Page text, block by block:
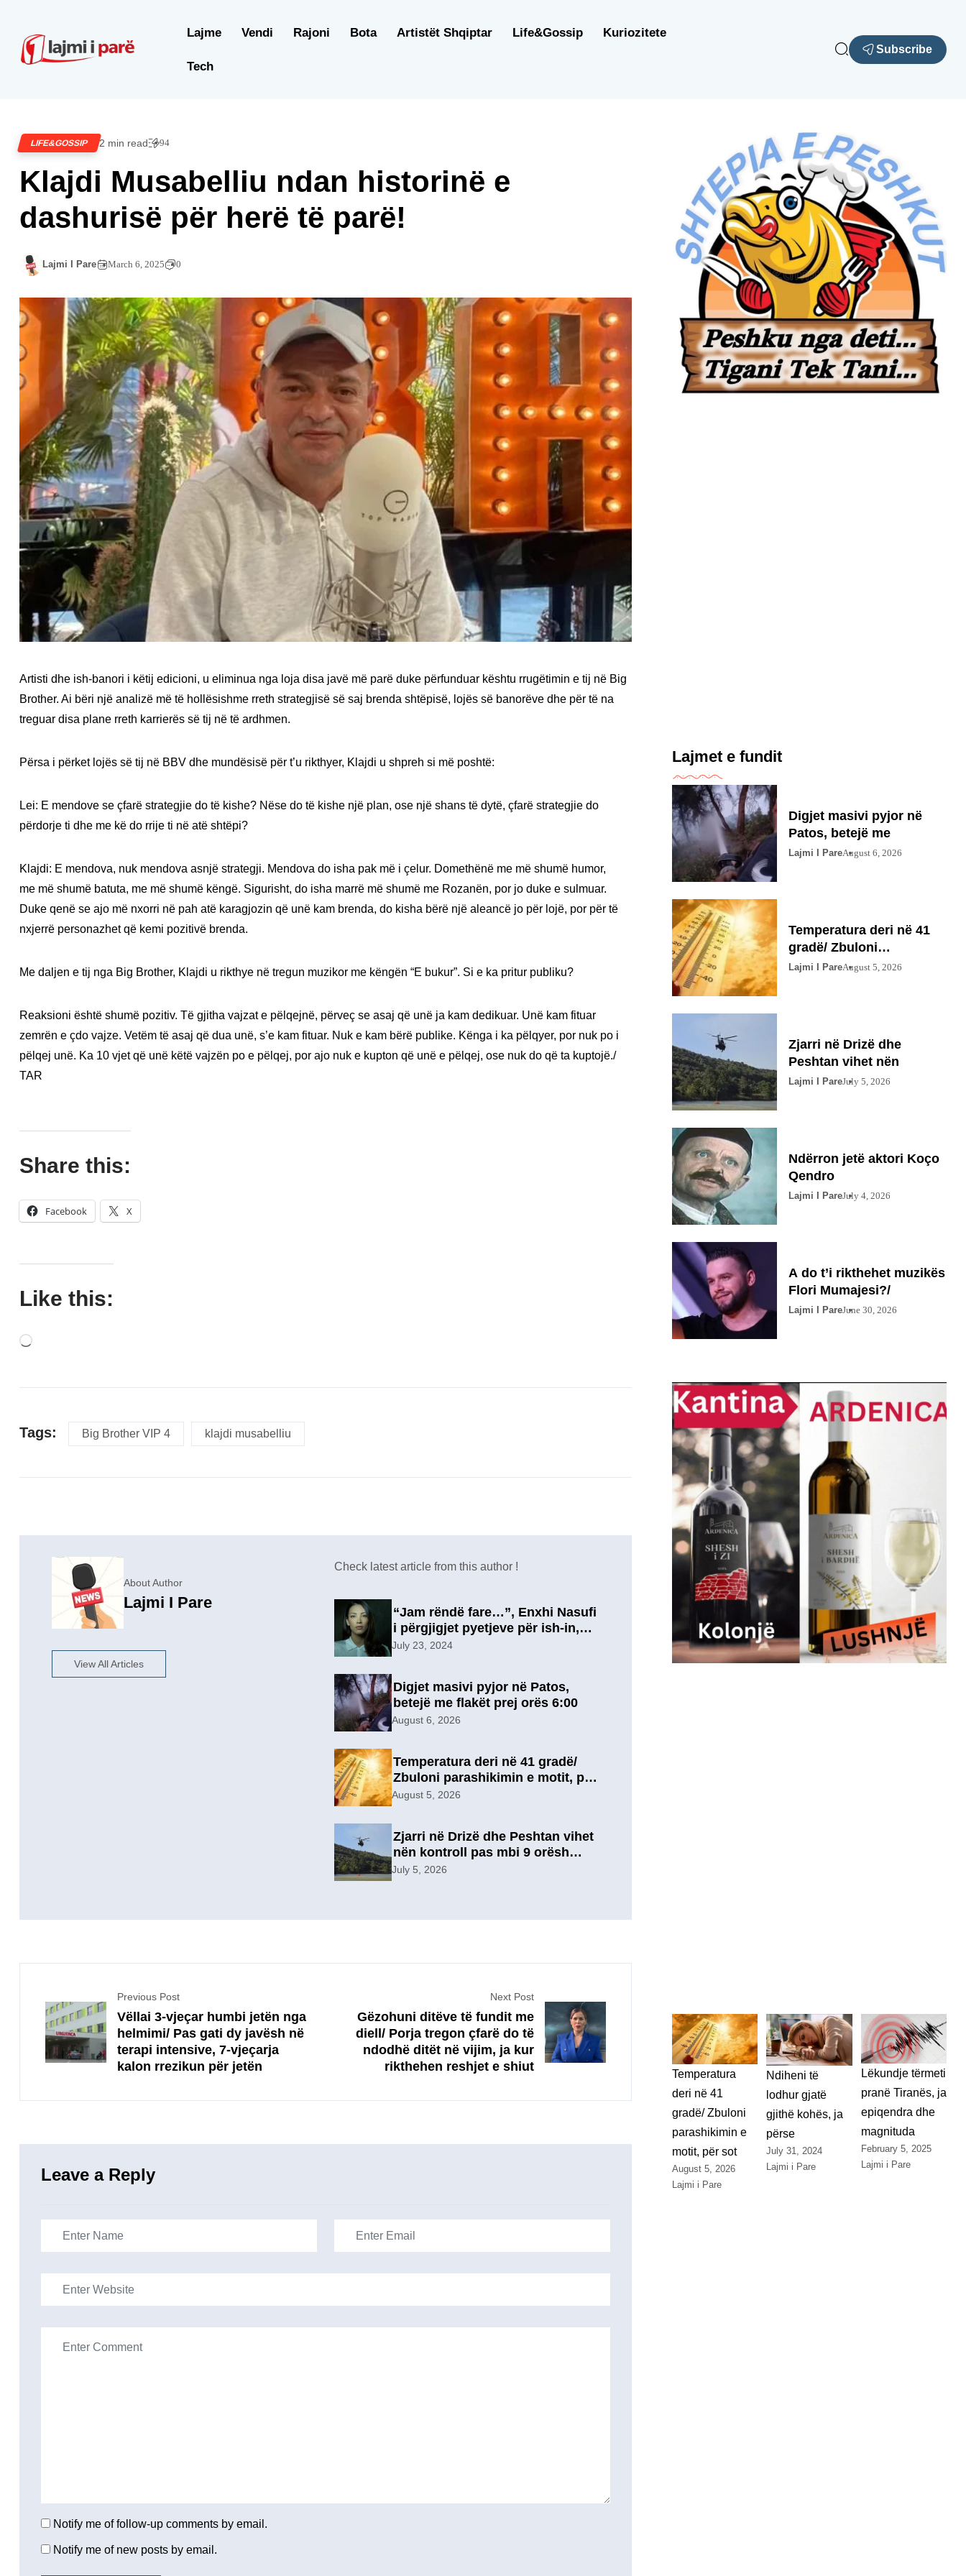
Lajme Vendi Rajoni Bota Artistët Shqiptar Life&Gossip Kuriozitete
Tech
Subscribe
LIFE&GOSSIP 2 min read 94
Klajdi Musabelliu ndan historinë e
dashurisë për herë të parë!
Lajmi I Pare March 6, 2025 0
Artisti dhe ish-banori i këtij edicioni, u eliminua nga loja disa javë më parë duke përfunduar kështu rrugëtimin e tij në Big
Brother. Ai bëri një analizë më të hollësishme rreth strategjisë së saj brenda shtëpisë, lojës së banorëve dhe për të na
treguar disa plane rreth karrierës së tij në të ardhmen.
Përsa i përket lojës së tij në BBV dhe mundësisë për t’u rikthyer, Klajdi u shpreh si më poshtë:
Lei: E mendove se çfarë strategjie do të kishe? Nëse do të kishe një plan, ose një shans të dytë, çfarë strategjie do
përdorje ti dhe me kë do rrije ti në atë shtëpi?
Klajdi: E mendova, nuk mendova asnjë strategji. Mendova do isha pak më i çelur. Domethënë me më shumë humor,
me më shumë batuta, me më shumë këngë. Sigurisht, do isha marrë më shumë me Rozanën, por jo duke e sulmuar.
Duke qenë se ajo më nxorri në pah atë karagjozin që unë kam brenda, do kisha bërë një aleancë jo për lojë, por për të
nxjerrë personazhet që kemi pozitivë brenda.
Me daljen e tij nga Big Brother, Klajdi u rikthye në tregun muzikor me këngën “E bukur”. Si e ka pritur publiku?
Reaksioni është shumë pozitiv. Të gjitha vajzat e pëlqejnë, përveç se asaj që unë ja kam dedikuar. Unë kam fituar
zemrën e çdo vajze. Vetëm të asaj që dua unë, s’e kam fituar. Nuk e kam bërë publike. Kënga i ka pëlqyer, por nuk po i
pëlqej unë. Ka 10 vjet që unë këtë vajzën po e pëlqej, por ajo nuk e kupton që unë e pëlqej, ose nuk do që ta kuptojë./
TAR
Share this:
Facebook X
Like this:
Tags: Big Brother VIP 4 klajdi musabelliu
About Author
Lajmi I Pare
View All Articles
Check latest article from this author !
“Jam rëndë fare…”, Enxhi Nasufi
i përgjigjet pyetjeve për ish-in,
pas përfundimit të marrëdhënies
July 23, 2024
Digjet masivi pyjor në Patos,
betejë me flakët prej orës 6:00
August 6, 2026
Temperatura deri në 41 gradë/
Zbuloni parashikimin e motit, për
sot
August 5, 2026
Zjarri në Drizë dhe Peshtan vihet
nën kontroll pas mbi 9 orësh
operacion, u evakuuan
July 5, 2026
Previous Post
Vëllai 3-vjeçar humbi jetën nga
helmimi/ Pas gati dy javësh në
terapi intensive, 7-vjeçarja
kalon rrezikun për jetën
Next Post
Gëzohuni ditëve të fundit me
diell/ Porja tregon çfarë do të
ndodhë ditët në vijim, ja kur
rikthehen reshjet e shiut
Leave a Reply
Notify me of follow-up comments by email.
Notify me of new posts by email.
Lajmet e fundit
Digjet masivi pyjor në
Patos, betejë me
Lajmi I PareAugust 6, 2026
Temperatura deri në 41
gradë/ Zbuloni
parashikimin
Lajmi I PareAugust 5, 2026
Zjarri në Drizë dhe
Peshtan vihet nën
Lajmi I PareJuly 5, 2026
Ndërron jetë aktori Koço
Qendro
Lajmi I PareJuly 4, 2026
A do t’i rikthehet muzikës
Flori Mumajesi?/
Lajmi I PareJune 30, 2026
Temperatura
deri në 41
gradë/ Zbuloni
parashikimin e
motit, për sot
August 5, 2026
Lajmi i Pare
Ndiheni të
lodhur gjatë
gjithë kohës, ja
përse
July 31, 2024
Lajmi i Pare
Lëkundje tërmeti
pranë Tiranës, ja
epiqendra dhe
magnituda
February 5, 2025
Lajmi i Pare